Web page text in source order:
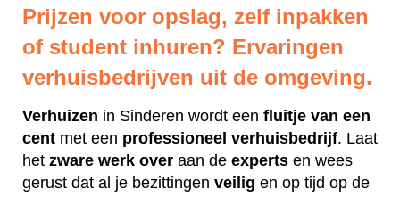
Prijzen voor opslag, zelf inpakken
of student inhuren? Ervaringen
verhuisbedrijven uit de omgeving.
Verhuizen in Sinderen wordt een fluitje van een
cent met een professioneel verhuisbedrijf. Laat
het zware werk over aan de experts en wees
gerust dat al je bezittingen veilig en op tijd op de